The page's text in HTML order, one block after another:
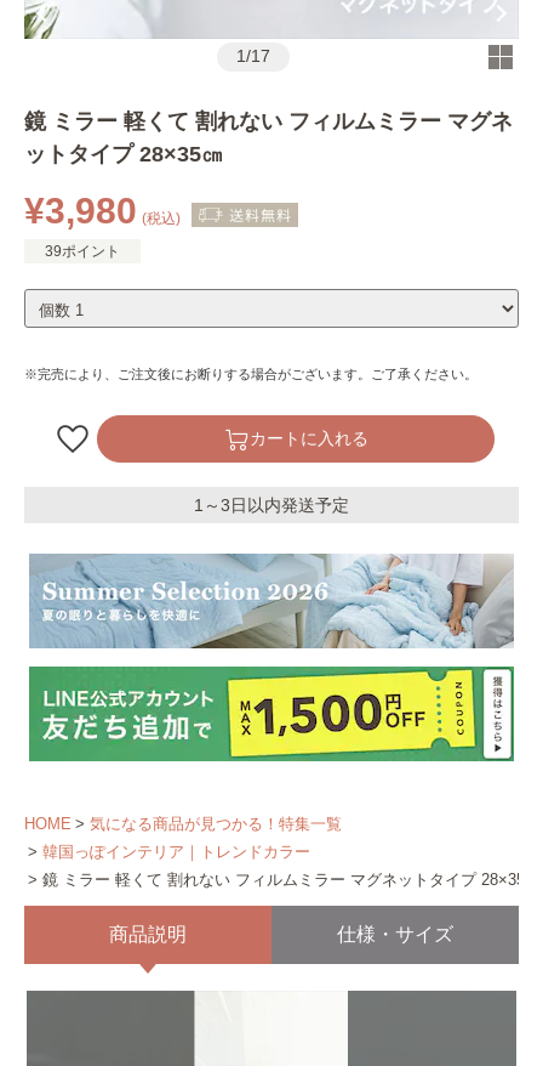
1/17
鏡 ミラー 軽くて 割れない フィルムミラー マグネ
ットタイプ 28×35㎝
¥3,980 (税込)
39ポイント
※完売により、ご注文後にお断りする場合がございます。ご了承ください。
カートに入れる
1～3日以内発送予定
HOME
気になる商品が見つかる！特集一覧
韓国っぽインテリア｜トレンドカラー
鏡 ミラー 軽くて 割れない フィルムミラー マグネットタイプ 28×35㎝
商品説明 仕様・サイズ